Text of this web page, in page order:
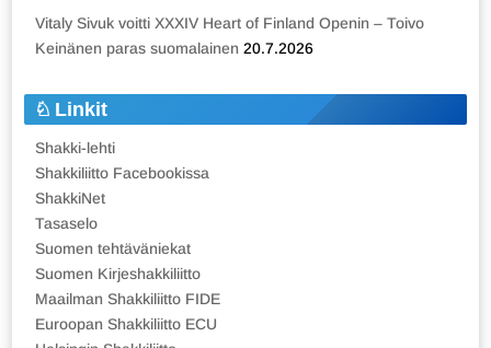
Vitaly Sivuk voitti XXXIV Heart of Finland Openin – Toivo
Keinänen paras suomalainen 20.7.2026
Linkit
Shakki-lehti
Shakkiliitto Facebookissa
ShakkiNet
Tasaselo
Suomen tehtäväniekat
Suomen Kirjeshakkiliitto
Maailman Shakkiliitto FIDE
Euroopan Shakkiliitto ECU